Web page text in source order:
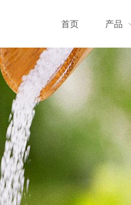
首页 产品